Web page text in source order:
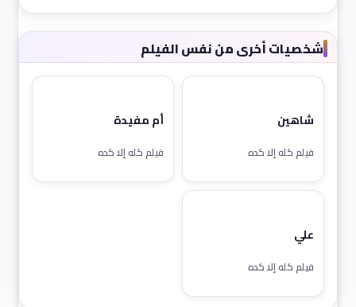
شخصيات أخرى من نفس الفيلم
شاهين
فيلم كله إلا كده
أم مفيدة
فيلم كله إلا كده
علي
فيلم كله إلا كده